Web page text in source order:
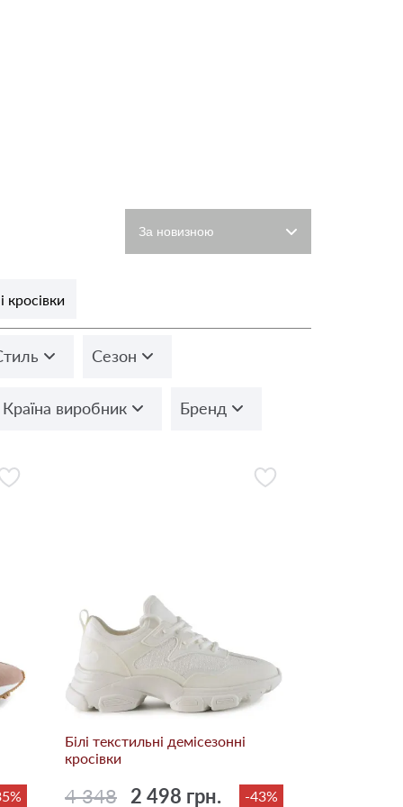
кросівки
Сезон
Країна виробник Бренд
Білі текстильні демісезонні
кросівки
4 348 2 498 грн. -43%